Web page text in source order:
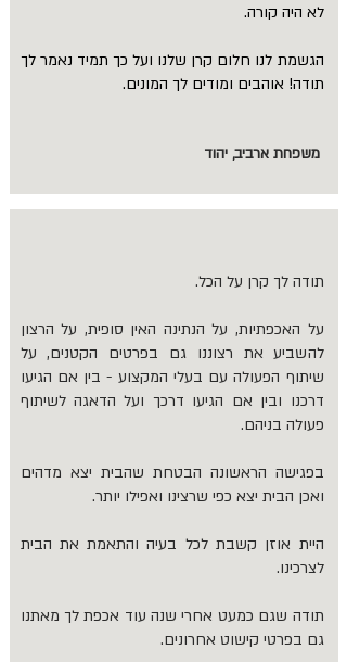
לא היה קורה.
הגשמת לנו חלום קרן שלנו ועל כך תמיד נאמר לך
תודה! אוהבים ומודים לך המונים.
משפחת ארביב, יהוד
תודה לך קרן על הכל.
על האכפתיות, על הנתינה האין סופית, על הרצון
להשביע את רצוננו גם בפרטים הקטנים, על
שיתוף הפעולה עם בעלי המקצוע - בין אם הגיעו
דרכנו ובין אם הגיעו דרכך ועל הדאגה לשיתוף
פעולה בניהם.
בפגישה הראשונה הבטחת שהבית יצא מדהים
ואכן הבית יצא כפי שרצינו ואפילו יותר.
היית אוזן קשבת לכל בעיה והתאמת את הבית
לצרכינו.
תודה שגם כמעט אחרי שנה עוד אכפת לך מאתנו
גם בפרטי קישוט אחרונים.